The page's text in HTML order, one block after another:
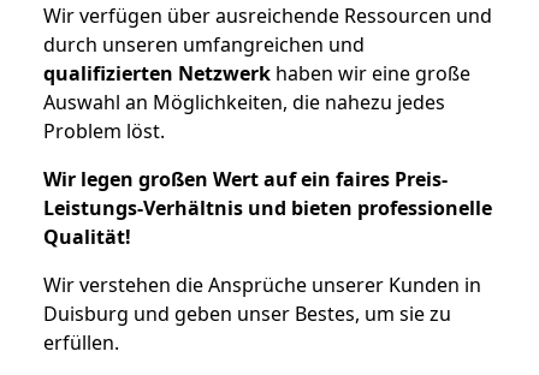
Wir verfügen über ausreichende Ressourcen und
durch unseren umfangreichen und
qualifizierten Netzwerk haben wir eine große
Auswahl an Möglichkeiten, die nahezu jedes
Problem löst.
Wir legen großen Wert auf ein faires Preis-
Leistungs-Verhältnis und bieten professionelle
Qualität!
Wir verstehen die Ansprüche unserer Kunden in
Duisburg und geben unser Bestes, um sie zu
erfüllen.